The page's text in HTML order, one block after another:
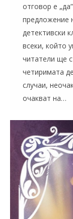
отговор е
предложение
детективски
всеки, който
читатели ще
четиримата
случаи,
очакват на…